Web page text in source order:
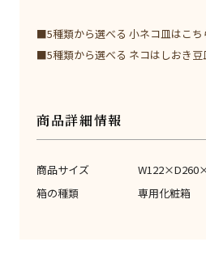
■5種類から選べる 小ネコ皿はこち
■5種類から選べる ネコはしおき豆
商品詳細情報
商品サイズ
箱の種類
専用化粧箱